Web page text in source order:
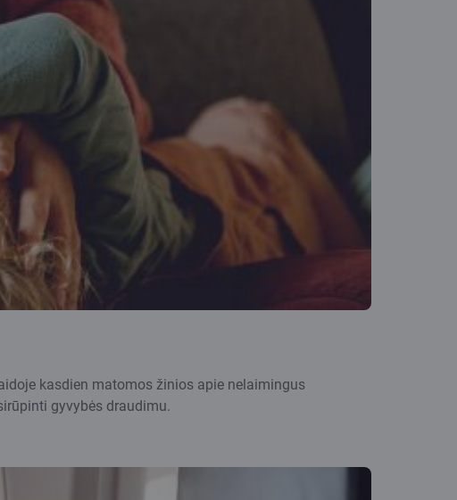
kasdien matomos žinios apie nelaimingus
gyvybės draudimu.